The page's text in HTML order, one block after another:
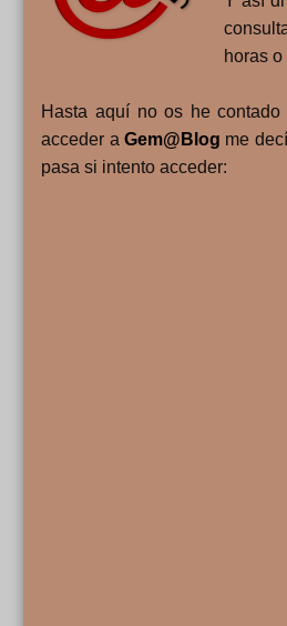
horas
Hasta aquí no os he
acceder aGem@Blog me
pasa si intento acceder: